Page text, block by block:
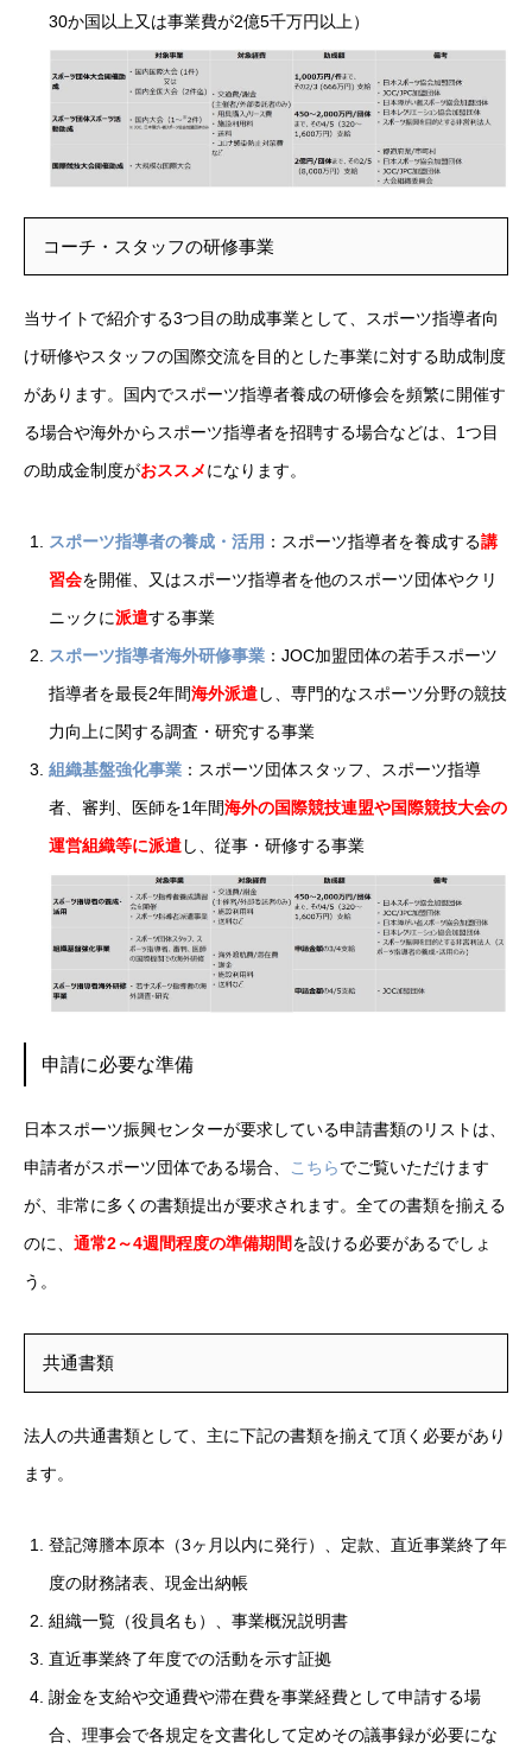
30か国以上又は事業費が2億5千万円以上）
コーチ・スタッフの研修事業
当サイトで紹介する3つ目の助成事業として、スポーツ指導者向
け研修やスタッフの国際交流を目的とした事業に対する助成制度
があります。国内でスポーツ指導者養成の研修会を頻繁に開催す
る場合や海外からスポーツ指導者を招聘する場合などは、1つ目
の助成金制度がおススメになります。
スポーツ指導者の養成・活用 ：スポーツ指導者を養成する講
習会を開催、又はスポーツ指導者を他のスポーツ団体やクリ
ニックに派遣する事業
スポーツ指導者海外研修事業 ：JOC加盟団体の若手スポーツ
指導者を最長2年間海外派遣し、専門的なスポーツ分野の競技
力向上に関する調査・研究する事業
組織基盤強化事業 ：スポーツ団体スタッフ、スポーツ指導
者、審判、医師を1年間海外の国際競技連盟や国際競技大会の
運営組織等に派遣し、従事・研修する事業
申請に必要な準備
日本スポーツ振興センターが要求している申請書類のリストは、
申請者がスポーツ団体である場合、
こちらでご覧いただけます
が、非常に多くの書類提出が要求されます。全ての書類を揃える
のに、 通常2～4週間程度の準備期間を設ける必要があるでしょ
う。
共通書類
法人の共通書類として、主に下記の書類を揃えて頂く必要があり
ます。
登記簿謄本原本（3ヶ月以内に発行）、定款、直近事業終了年
度の財務諸表、現金出納帳
組織一覧（役員名も）、事業概況説明書
直近事業終了年度での活動を示す証拠
謝金を支給や交通費や滞在費を事業経費として申請する場
合、理事会で各規定を文書化して定めその議事録が必要にな